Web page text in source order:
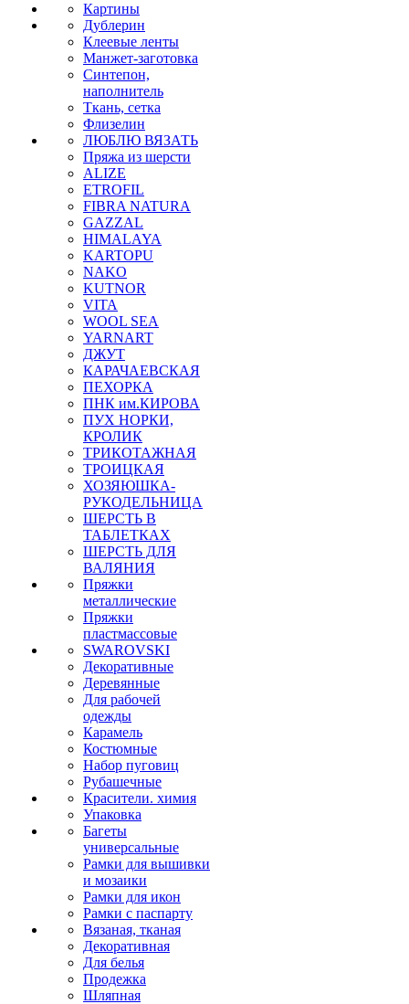
Картины
Дублерин
Клеевые ленты
Манжет-заготовка
Синтепон,
наполнитель
Ткань, сетка
Флизелин
ЛЮБЛЮ ВЯЗАТЬ
Пряжа из шерсти
ALIZE
ETROFIL
FIBRA NATURA
GAZZAL
HIMALAYA
KARTOPU
NAKO
KUTNOR
VITA
WOOL SEA
YARNART
ДЖУТ
КАРАЧАЕВСКАЯ
ПЕХОРКА
ПНК им.КИРОВА
ПУХ НОРКИ,
КРОЛИК
ТРИКОТАЖНАЯ
ТРОИЦКАЯ
ХОЗЯЮШКА-
РУКОДЕЛЬНИЦА
ШЕРСТЬ В
ТАБЛЕТКАХ
ШЕРСТЬ ДЛЯ
ВАЛЯНИЯ
Пряжки
металлические
Пряжки
пластмассовые
SWAROVSKI
Декоративные
Деревянные
Для рабочей
одежды
Карамель
Костюмные
Набор пуговиц
Рубашечные
Красители. химия
Упаковка
Багеты
универсальные
Рамки для вышивки
и мозаики
Рамки для икон
Рамки с паспарту
Вязаная, тканая
Декоративная
Для белья
Продежка
Шляпная